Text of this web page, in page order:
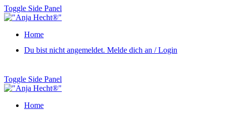
Toggle Side Panel
Home
Du bist nicht angemeldet. Melde dich an / Login
Toggle Side Panel
Home